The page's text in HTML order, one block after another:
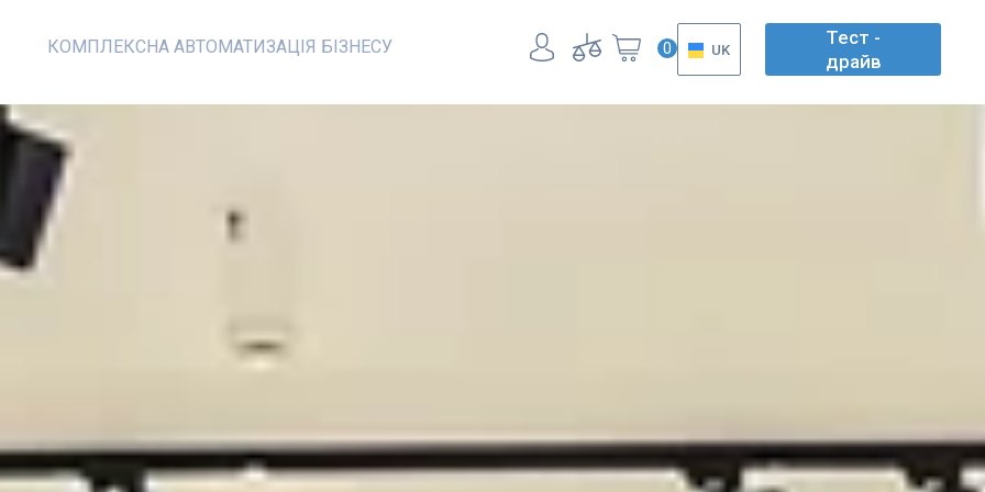
КОМПЛЕКСНА АВТОМАТИЗАЦІЯ БІЗНЕСУ 0 UK
UK
Тест -
драйв